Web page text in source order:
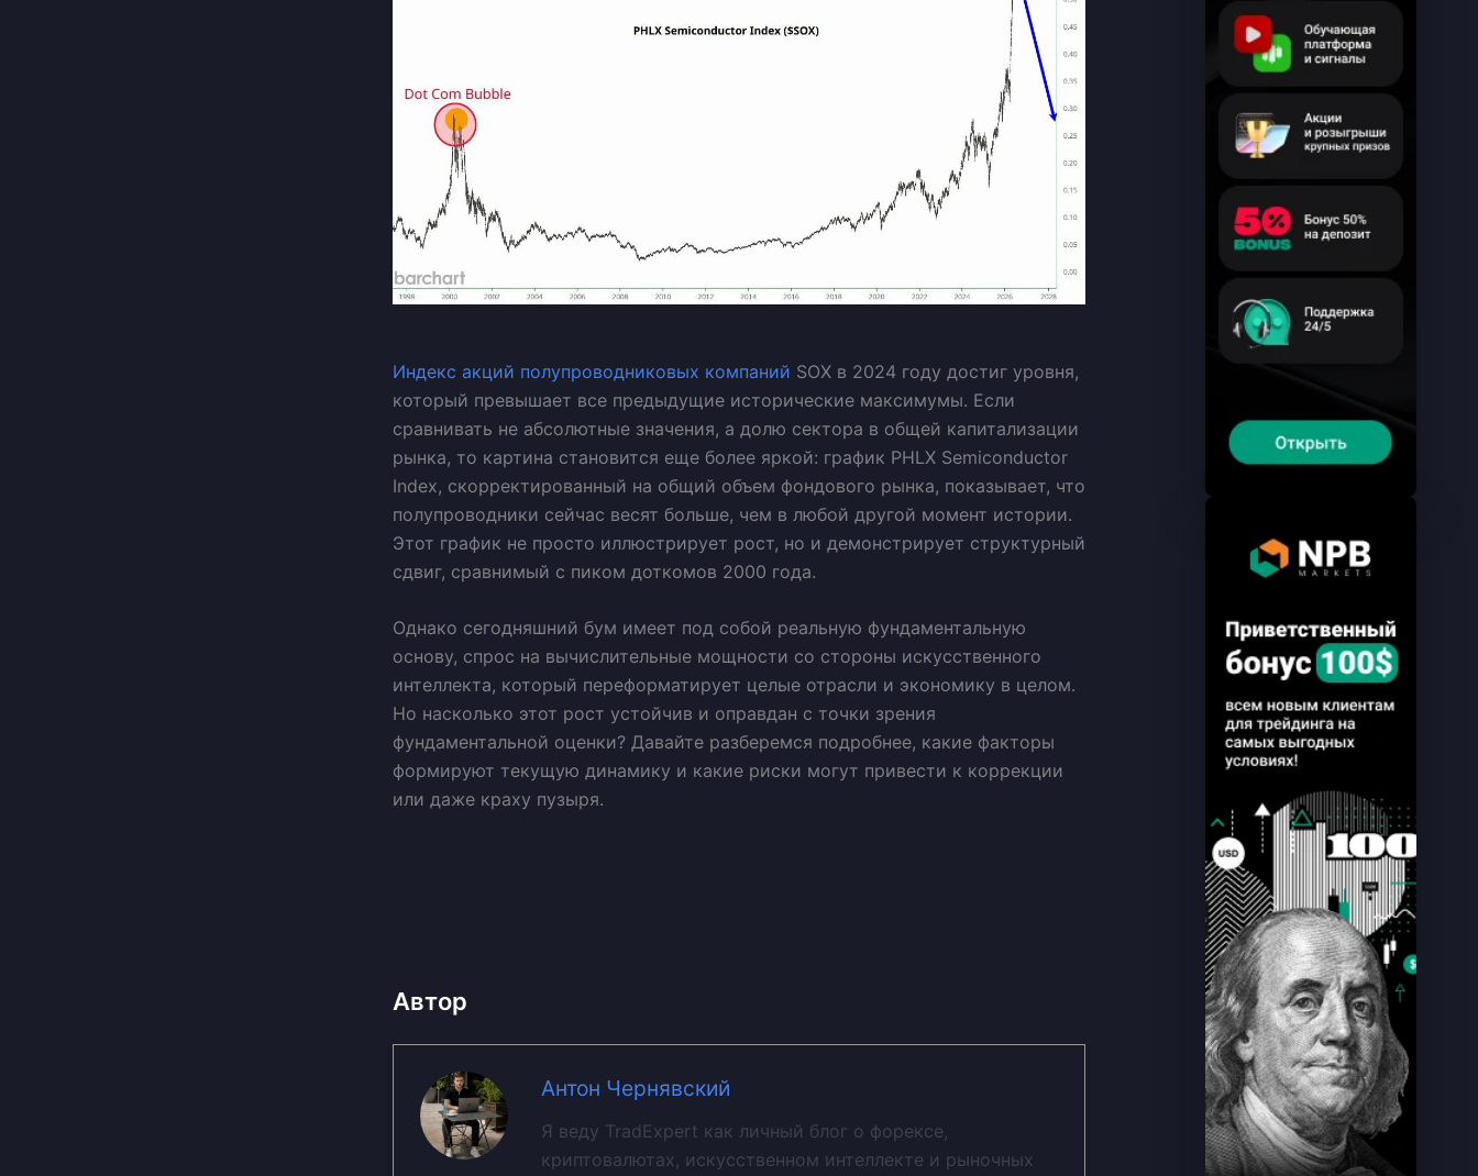
Индекс акций полупроводниковых компаний SOX в 2024 году достиг уровня,
который превышает все предыдущие исторические максимумы. Если
сравнивать не абсолютные значения, а долю сектора в общей капитализации
рынка, то картина становится еще более яркой: график PHLX Semiconductor
Index, скорректированный на общий объем фондового рынка, показывает, что
полупроводники сейчас весят больше, чем в любой другой момент истории.
Этот график не просто иллюстрирует рост, но и демонстрирует структурный
сдвиг, сравнимый с пиком доткомов 2000 года.
Однако сегодняшний бум имеет под собой реальную фундаментальную
основу, спрос на вычислительные мощности со стороны искусственного
интеллекта, который переформатирует целые отрасли и экономику в целом.
Но насколько этот рост устойчив и оправдан с точки зрения
фундаментальной оценки? Давайте разберемся подробнее, какие факторы
формируют текущую динамику и какие риски могут привести к коррекции
или даже краху пузыря.
Автор
Антон Чернявский
Я веду TradExpert как личный блог о форексе,
криптовалютах, искусственном интеллекте и рыночных